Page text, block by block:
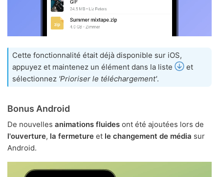
Cette fonctionnalité était déjà disponible sur iOS,
appuyez et maintenez un élément dans la liste
et
sélectionnez 'Prioriser le téléchargement'.
Bonus Android
De nouvelles animations fluides ont été ajoutées lors de
l'ouverture, la fermeture et le changement de média sur
Android.